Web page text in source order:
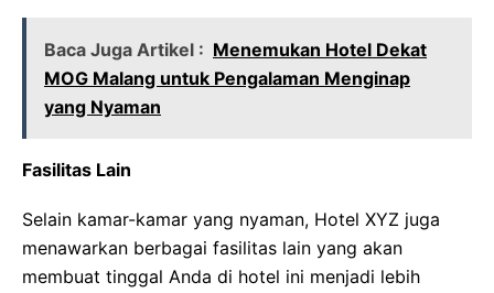
Baca Juga Artikel : Menemukan Hotel Dekat
MOG Malang untuk Pengalaman Menginap
yang Nyaman
Fasilitas Lain
Selain kamar-kamar yang nyaman, Hotel XYZ juga
menawarkan berbagai fasilitas lain yang akan
membuat tinggal Anda di hotel ini menjadi lebih